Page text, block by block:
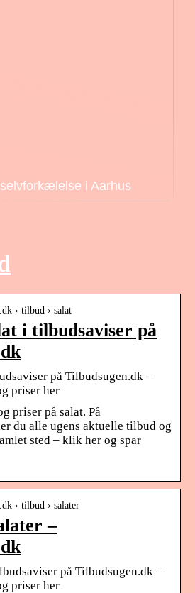
i Aarhus
› tilbud › salat
i tilbudsaviser på
på Tilbudsugen.dk –
priser her
priser på salat. På
du alle ugens aktuelle tilbud og
sted – klik her og spar
› tilbud › salater
–
på Tilbudsugen.dk –
priser her